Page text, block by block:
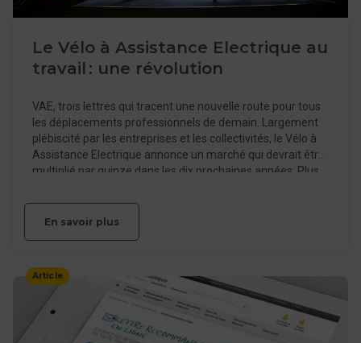
Le Vélo à Assistance Electrique au
travail : une révolution
VAE, trois lettres qui tracent une nouvelle route pour tous
les déplacements professionnels de demain. Largement
plébiscité par les entreprises et les collectivités, le Vélo à
Assistance Electrique annonce un marché qui devrait être
multiplié par quinze dans les dix prochaines années. Plus
multiples atouts…
En savoir plus
Article